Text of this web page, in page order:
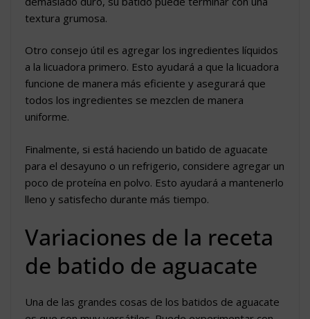
textura grumosa.
Otro consejo útil es agregar los ingredientes líquidos
a la licuadora primero. Esto ayudará a que la licuadora
funcione de manera más eficiente y asegurará que
todos los ingredientes se mezclen de manera
uniforme.
Finalmente, si está haciendo un batido de aguacate
para el desayuno o un refrigerio, considere agregar un
poco de proteína en polvo. Esto ayudará a mantenerlo
lleno y satisfecho durante más tiempo.
Variaciones de la receta
de batido de aguacate
Una de las grandes cosas de los batidos de aguacate